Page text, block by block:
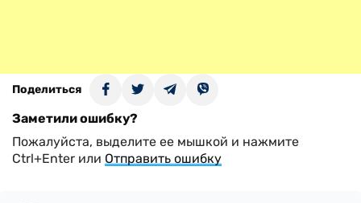
Поделиться
Заметили ошибку?
Пожалуйста, выделите ее мышкой и нажмите
Ctrl+Enter или Отправить ошибку